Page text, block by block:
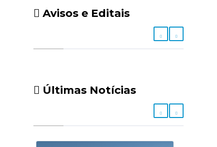
Avisos e Editais
Últimas Notícias